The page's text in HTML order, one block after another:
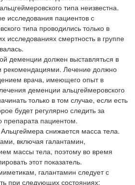
типа неизвестна.
исследования пациентов с
типа проводились только в
исследованиях смертность в группе
деменции должен выставляться в
рекомендациями. Лечение должно
врача, имеющего опыт в
деменции альцгеймеровского
только в том случае, если есть
будет регулярно следить за
препарата пациентом.
снижается масса тела.
включая галантамин,
массы тела, поэтому во время
этот показатель.
галантамин следует с
при следующих состояниях: